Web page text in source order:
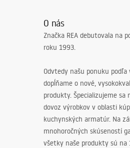
O nás
Značka REA debutovala na
roku 1993.
Odvtedy našu ponuku podľa
dopĺňame o nové,
produkty. Špecializujeme sa
dovoz výrobkov v oblasti
kuchynských armatúr. Na
mnohoročných skúseností
všetky naše produkty sú na